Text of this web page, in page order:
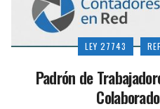
LEY 27743
Padrón de